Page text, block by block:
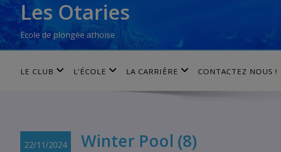
Skip
content
Les Otaries
Ecole de plongée athoise
LE CLUB L’ÉCOLE LA CARRIÈRE CONTACTEZ NOUS !
22/11/2024 Winter Pool (8)